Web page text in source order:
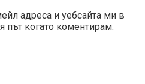
адреса и уебсайта ми в
път когато коментирам.